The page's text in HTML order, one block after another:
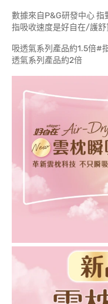
數據來自P&G研發中心
指吸收速度是好自在/護舒
吸透氣系列產品約1.5倍#
透氣系列產品約2倍